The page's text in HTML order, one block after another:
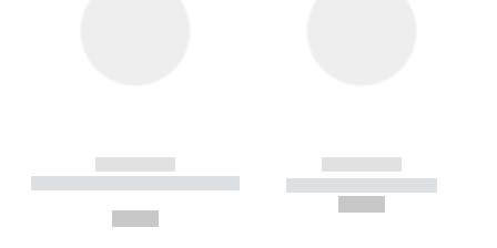
------------
----------- ----------- --------
------------
----------- -----------